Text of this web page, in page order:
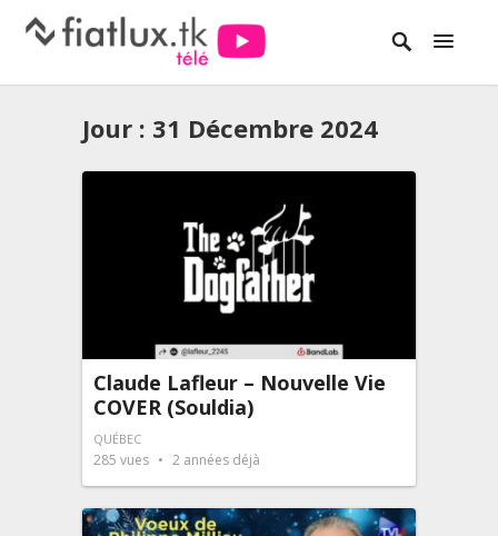
Jour : 31 Décembre 2024
Claude Lafleur – Nouvelle Vie
COVER (Souldia)
QUÉBEC
285 vues 2 années déjà